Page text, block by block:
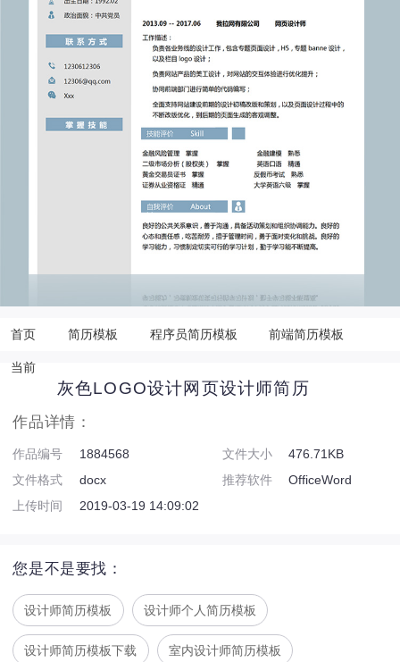
首页 简历模板 程序员简历模板 前端简历模板
当前
灰色LOGO设计网页设计师简历
作品详情：
作品编号 1884568 文件大小
476.71KB
文件格式
docx 推荐软件
OfficeWord
上传时间
2019-03-19 14:09:02
您是不是要找：
设计师简历模板 设计师个人简历模板
设计师简历模板下载 室内设计师简历模板